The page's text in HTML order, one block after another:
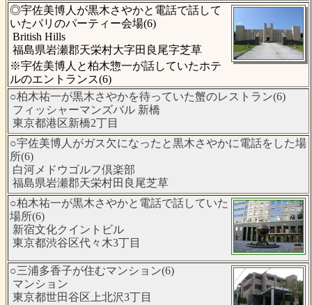
◎宇佐美博人が黒木さやかと電話で話して
いたパリのパーティー会場(6)
British Hills
福島県岩瀬郡天栄村大字田良尾字芝草
※宇佐美博人と柏木惣一が話していたホテ
ルのエントランス(6)
○柏木祐一が黒木さやかを待っていた蟹のレストラン(6)
フィッシャーマンズバル 新橋
東京都港区新橋2丁目
○宇佐美博人がガス欠になったと黒木さやかに電話をした場
所(6)
白河メドウゴルフ倶楽部
福島県岩瀬郡天栄村田良尾芝草
○柏木祐一が黒木さやかと電話で話していた
場所(6)
新宿文化クイントビル
東京都渋谷区代々木3丁目
○三浦多香子が住むマンション(6)
マンション
東京都世田谷区上北沢3丁目